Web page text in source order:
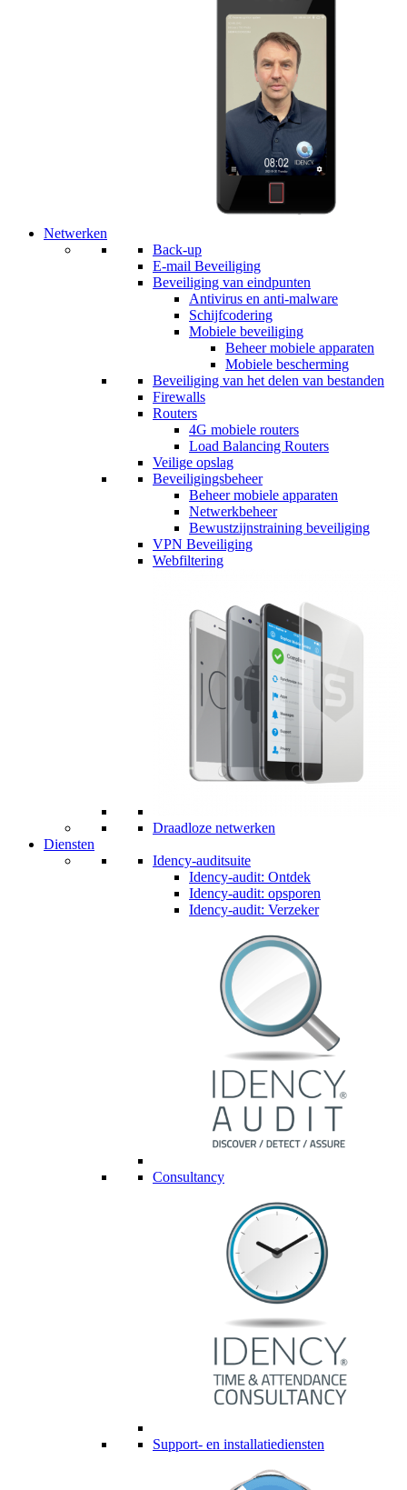
Netwerken
Back-up
E-mail Beveiliging
Beveiliging van eindpunten
Antivirus en anti-malware
Schijfcodering
Mobiele beveiliging
Beheer mobiele apparaten
Mobiele bescherming
Beveiliging van het delen van bestanden
Firewalls
Routers
4G mobiele routers
Load Balancing Routers
Veilige opslag
Beveiligingsbeheer
Beheer mobiele apparaten
Netwerkbeheer
Bewustzijnstraining beveiliging
VPN Beveiliging
Webfiltering
Draadloze netwerken
Diensten
Idency-auditsuite
Idency-audit: Ontdek
Idency-audit: opsporen
Idency-audit: Verzeker
Consultancy
Support- en installatiediensten